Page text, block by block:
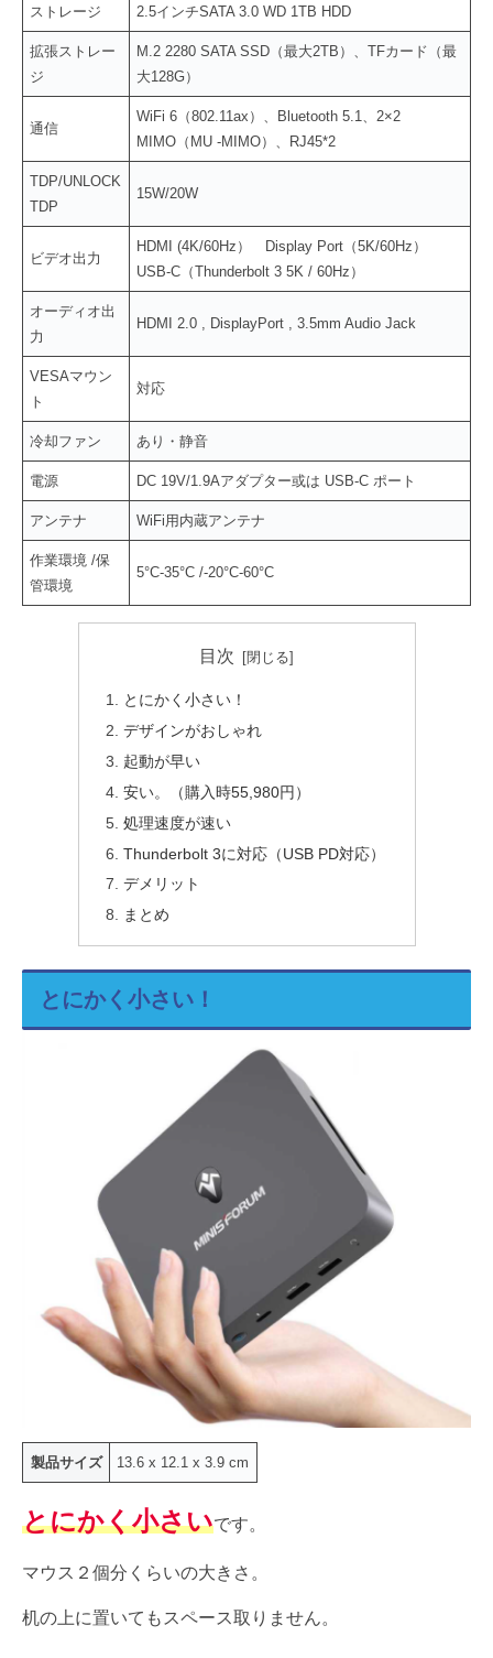
ストレージ 2.5インチSATA 3.0 WD 1TB HDD
拡張ストレー
ジ
M.2 2280 SATA SSD（最大2TB）、TFカード（最
大128G）
通信
WiFi 6（802.11ax）、Bluetooth 5.1、2×2
MIMO（MU -MIMO）、RJ45*2
TDP/UNLOCK
TDP
15W/20W
ビデオ出力
HDMI (4K/60Hz） Display Port（5K/60Hz）
USB-C（Thunderbolt 3 5K / 60Hz）
オーディオ出
力
HDMI 2.0 , DisplayPort , 3.5mm Audio Jack
VESAマウン
ト
対応
冷却ファン あり・静音
電源 DC 19V/1.9Aアダプター或は USB-C ポート
アンテナ WiFi用内蔵アンテナ
作業環境 /保
管環境
5°C-35°C /-20°C-60°C
目次
とにかく小さい！
デザインがおしゃれ
起動が早い
安い。（購入時55,980円）
処理速度が速い
Thunderbolt 3に対応（USB PD対応）
デメリット
まとめ
とにかく小さい！
製品サイズ ‎13.6 x 12.1 x 3.9 cm
とにかく小さいです。
マウス２個分くらいの大きさ。
机の上に置いてもスペース取りません。